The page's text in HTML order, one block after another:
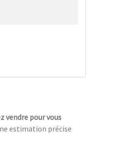
vendre pour vous
estimation précise